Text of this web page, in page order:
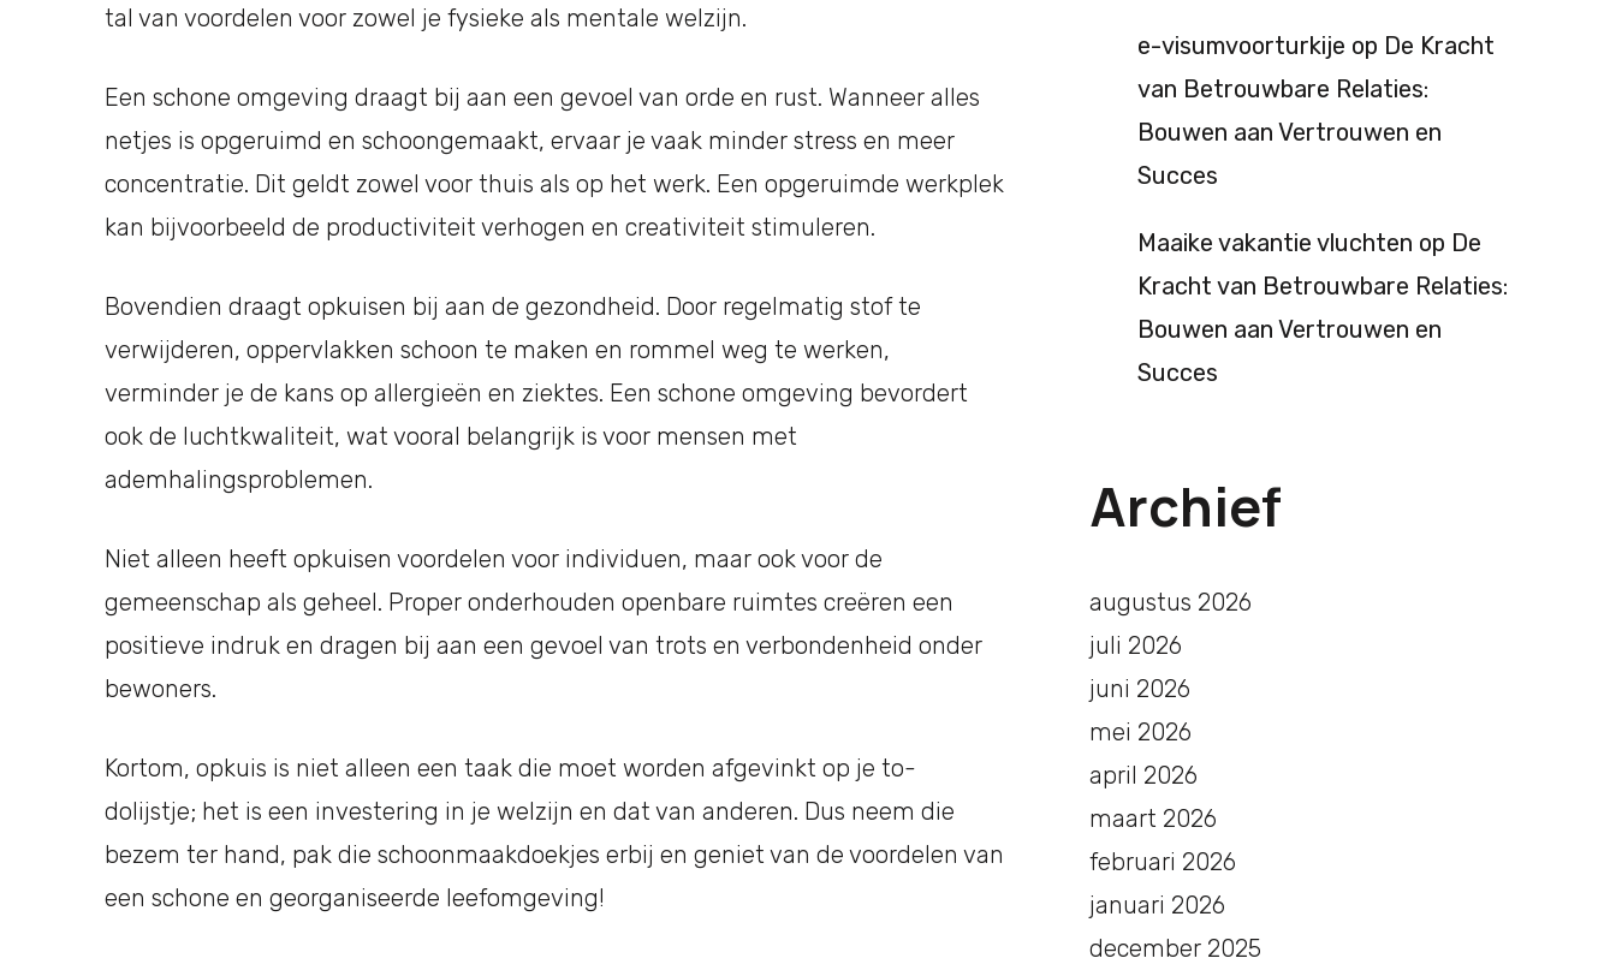
tal van voordelen voor zowel je fysieke als mentale welzijn.
Een schone omgeving draagt bij aan een gevoel van orde en rust. Wanneer alles
netjes is opgeruimd en schoongemaakt, ervaar je vaak minder stress en meer
concentratie. Dit geldt zowel voor thuis als op het werk. Een opgeruimde werkplek
kan bijvoorbeeld de productiviteit verhogen en creativiteit stimuleren.
Bovendien draagt opkuisen bij aan de gezondheid. Door regelmatig stof te
verwijderen, oppervlakken schoon te maken en rommel weg te werken,
verminder je de kans op allergieën en ziektes. Een schone omgeving bevordert
ook de luchtkwaliteit, wat vooral belangrijk is voor mensen met
ademhalingsproblemen.
Niet alleen heeft opkuisen voordelen voor individuen, maar ook voor de
gemeenschap als geheel. Proper onderhouden openbare ruimtes creëren een
positieve indruk en dragen bij aan een gevoel van trots en verbondenheid onder
bewoners.
Kortom, opkuis is niet alleen een taak die moet worden afgevinkt op je to-
dolijstje; het is een investering in je welzijn en dat van anderen. Dus neem die
bezem ter hand, pak die schoonmaakdoekjes erbij en geniet van de voordelen van
een schone en georganiseerde leefomgeving!
e-visumvoorturkije op De Kracht
van Betrouwbare Relaties:
Bouwen aan Vertrouwen en
Succes
Maaike vakantie vluchten op De
Kracht van Betrouwbare Relaties:
Bouwen aan Vertrouwen en
Succes
Archief
augustus 2026
juli 2026
juni 2026
mei 2026
april 2026
maart 2026
februari 2026
januari 2026
december 2025